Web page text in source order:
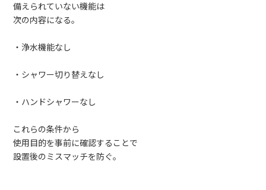
備えられていない機能は
次の内容になる。
・浄水機能なし
・シャワー切り替えなし
・ハンドシャワーなし
これらの条件から
使用目的を事前に確認することで
設置後のミスマッチを防ぐ。